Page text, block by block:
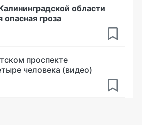
области
гроза
проспекте
человека (видео)